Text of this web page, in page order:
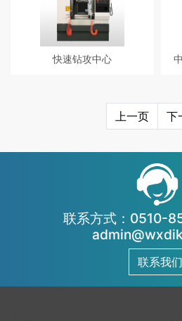
刀快速、无乱刀问题；
快速钻攻中心
构: 转塔式12T刀库 凸轮分割式机械
换刀(标配)/伺服电机快速换刀(T-T
1.2 sec)(选配) 高刚性结构设计: 提
减
工
器
上一页 下
联系方式：0510-
联系我们